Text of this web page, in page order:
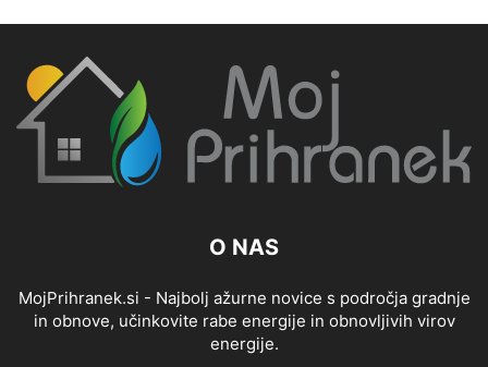
O NAS
MojPrihranek.si - Najbolj ažurne novice s področja gradnje
in obnove, učinkovite rabe energije in obnovljivih virov
energije.